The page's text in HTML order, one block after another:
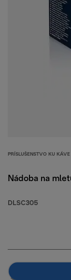
PRÍSLUŠENSTVO KU KÁVE
Nádoba na
DLSC305